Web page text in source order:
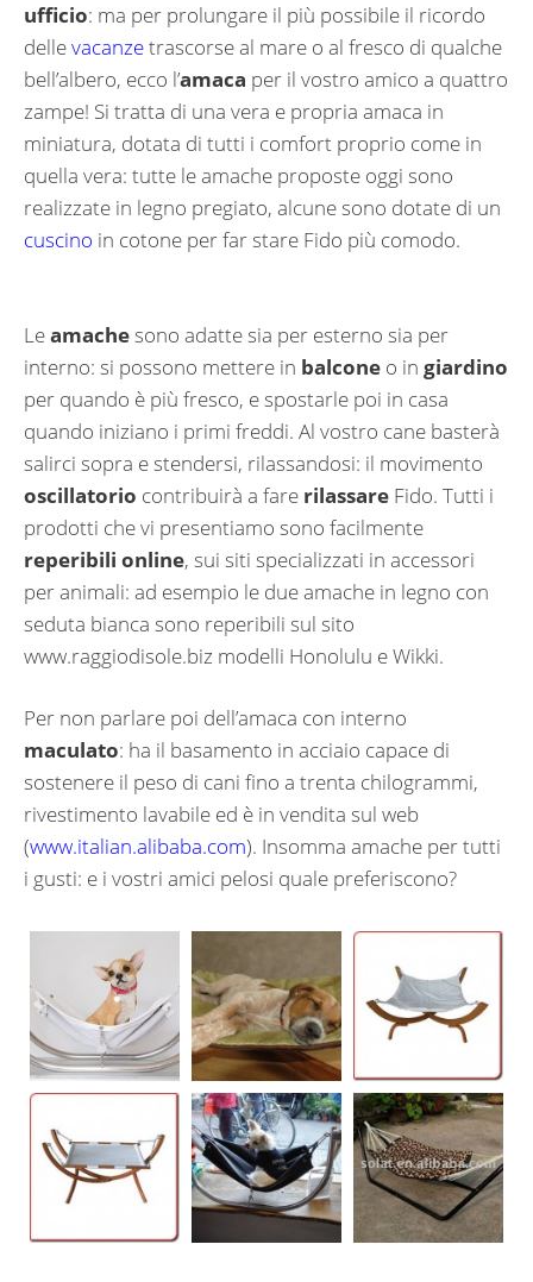
ufficio: ma per prolungare il più possibile il ricordo
dellevacanzetrascorse al mare o al fresco di qualche
bell’albero, ecco l’amaca per il vostro amico a quattro
zampe! Si tratta di una vera e propria amaca in
miniatura, dotata di tutti i comfort proprio come in
quella vera: tutte le amache proposte oggi sono
realizzate in legno pregiato, alcune sono dotate di un
cuscino in cotone per far stare Fido più comodo.
Leamachesono adatte sia per esterno sia per
interno: si possono mettere in balcone o in giardino
per quando è più fresco, e spostarle poi in casa
quando iniziano i primi freddi. Al vostro cane basterà
salirci sopra e stendersi, rilassandosi: il movimento
oscillatorio contribuirà a fare rilassare Fido. Tutti i
prodotti che vi presentiamo sono facilmente
reperibili online, sui siti specializzati in accessori
per animali: ad esempio le due amache in legno con
seduta bianca sono reperibili sul sito
www.raggiodisole.biz modelli Honolulu e Wikki.
Per non parlare poi dell’amaca con interno
maculato: ha il basamento in acciaio capace di
sostenere il peso di cani fino a trenta chilogrammi,
rivestimento lavabile ed è in vendita sul web
(www.italian.alibaba.com). Insomma amache per tutti
i gusti: e i vostri amici pelosi quale preferiscono?